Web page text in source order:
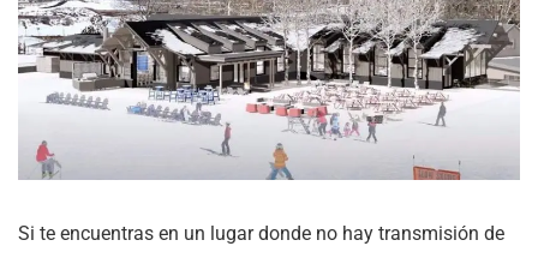
Si te encuentras en un lugar donde no hay transmisión de